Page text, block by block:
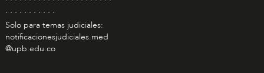
. . . . . . . . . . .
Solo para temas judiciales:
notificacionesjudiciales.med
@upb.edu.co